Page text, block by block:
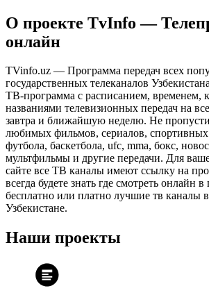
О проекте TvInfo —
онлайн
TVinfo.uz — Программа передач всех
государственных телеканалов
ТВ-программа с расписанием, временем,
названиями телевизионных передач на
завтра и ближайшую неделю. Не
любимых фильмов, сериалов, спортивных
футбола, баскетбола, ufc, mma, бокс,
мультфильмы и другие передачи. Для
сайте все ТВ каналы имеют ссылку на
всегда будете знать где смотреть онлайн
бесплатно или платно лучшие тв каналы
Узбекистане.
Наши проекты